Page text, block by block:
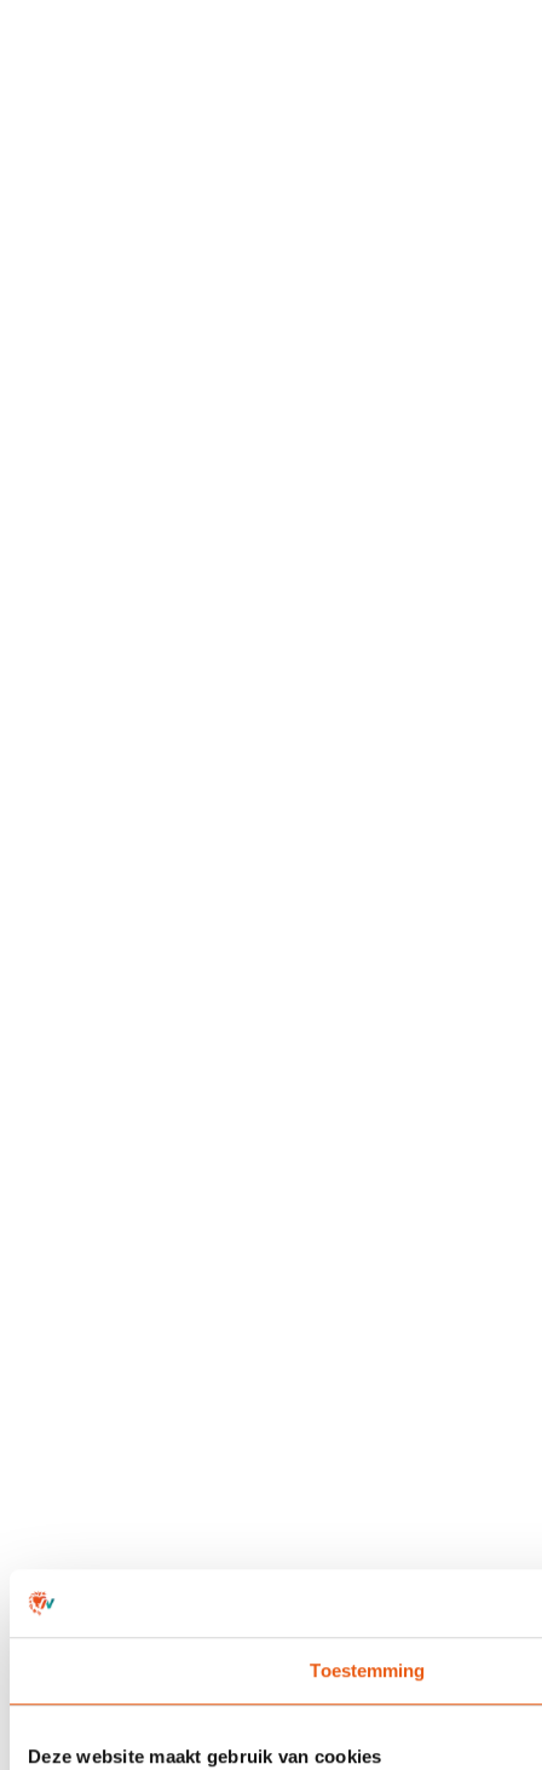
Toestemming
Deze website maakt gebruik van cookies